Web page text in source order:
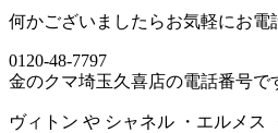
何かございましたらお気軽にお電
0120-48-7797
金のクマ埼玉久喜店の電話番号で
ヴィトン や シャネル ・エルメス